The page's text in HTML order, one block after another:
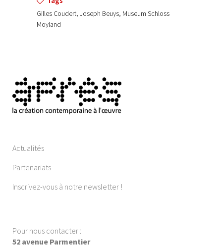
Gilles Coudert, Joseph Beuys, Museum Schloss
Moyland
Actualités
Partenariats
Inscrivez-vous à notre newsletter !
Pour nous contacter :
52 avenue Parmentier